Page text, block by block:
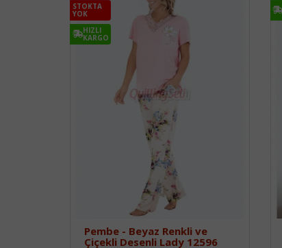
STOKTA
YOK
HIZLI
KARGO
Pembe - Beyaz Renkli ve
Çiçekli Desenli Lady 12596